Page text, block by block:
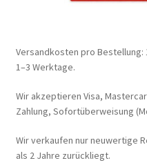
Versandkosten pro Bestellung:
1–3 Werktage.
Wir akzeptieren Visa,
Zahlung, Sofortüberweisung
Wir verkaufen nur neuwertige
als 2 Jahre zurückliegt.